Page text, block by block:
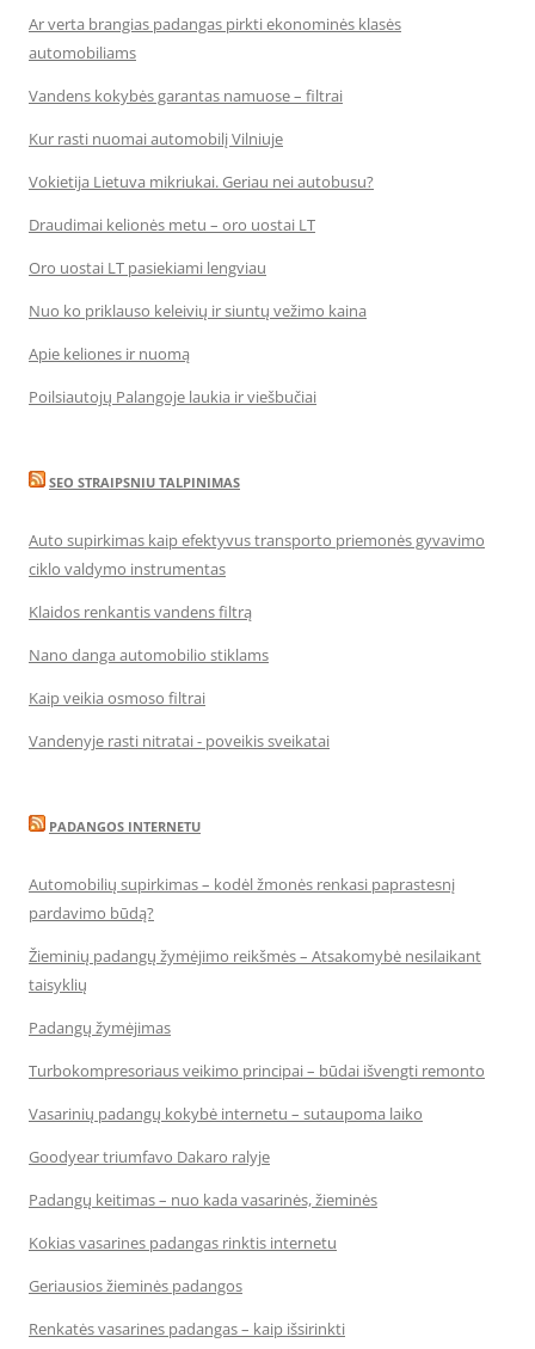
Ar verta brangias padangas pirkti ekonominės klasės
automobiliams
Vandens kokybės garantas namuose – filtrai
Kur rasti nuomai automobilį Vilniuje
Vokietija Lietuva mikriukai. Geriau nei autobusu?
Draudimai kelionės metu – oro uostai LT
Oro uostai LT pasiekiami lengviau
Nuo ko priklauso keleivių ir siuntų vežimo kaina
Apie keliones ir nuomą
Poilsiautojų Palangoje laukia ir viešbučiai
SEO STRAIPSNIU TALPINIMAS
Auto supirkimas kaip efektyvus transporto priemonės gyvavimo
ciklo valdymo instrumentas
Klaidos renkantis vandens filtrą
Nano danga automobilio stiklams
Kaip veikia osmoso filtrai
Vandenyje rasti nitratai - poveikis sveikatai
PADANGOS INTERNETU
Automobilių supirkimas – kodėl žmonės renkasi paprastesnį
pardavimo būdą?
Žieminių padangų žymėjimo reikšmės – Atsakomybė nesilaikant
taisyklių
Padangų žymėjimas
Turbokompresoriaus veikimo principai – būdai išvengti remonto
Vasarinių padangų kokybė internetu – sutaupoma laiko
Goodyear triumfavo Dakaro ralyje
Padangų keitimas – nuo kada vasarinės, žieminės
Kokias vasarines padangas rinktis internetu
Geriausios žieminės padangos
Renkatės vasarines padangas – kaip išsirinkti